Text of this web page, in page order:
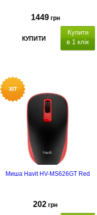
1449 грн
КУПИТИ
Купити
в 1 клік
ГГц
бездротового зв'язку:
(Wi-Fi 5) максимальна
швидкість
867 Mbps. Антени 4
зовнішні, Beamforming. Порти: 1
WAN + 4 LAN (Gigabit
10/100/1000).
Протоколи безпеки
бездротової мережі: WEP, WPA,
WPA2-PSK, WPA3-
Підтримувані види
PPPoE, L2TP, PPTP, EasyMesh,
Миша Havit HV-MS626GT Red
202 грн